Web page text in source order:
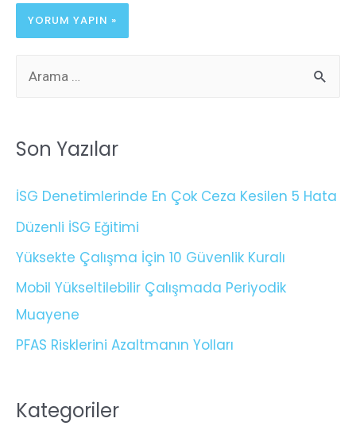
Son Yazılar
İSG Denetimlerinde En Çok Ceza Kesilen 5 Hata
Düzenli İSG Eğitimi
Yüksekte Çalışma İçin 10 Güvenlik Kuralı
Mobil Yükseltilebilir Çalışmada Periyodik
Muayene
PFAS Risklerini Azaltmanın Yolları
Kategoriler